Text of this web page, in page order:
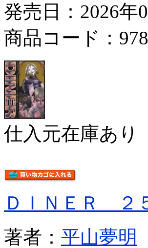
発売日：2026年
商品コード：
仕入元在庫あり
ＤＩＮＥＲ ２
著者： 平山夢明